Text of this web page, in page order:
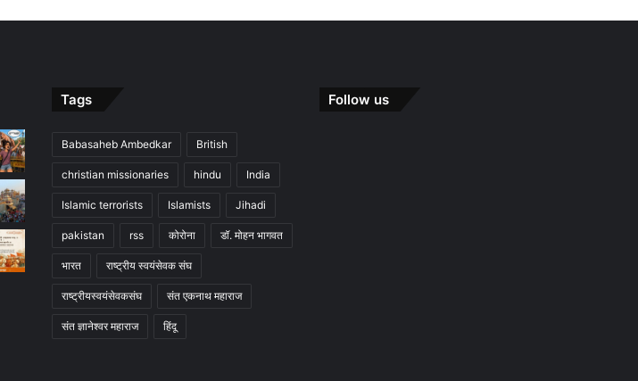
Tags
Babasaheb Ambedkar British
christian missionaries hindu India
Islamic terrorists Islamists Jihadi
pakistan rss कोरोना डॉ. मोहन भागवत
भारत राष्ट्रीय स्वयंसेवक संघ
राष्ट्रीयस्वयंसेवकसंघ संत एकनाथ महाराज
संत ज्ञानेश्वर महाराज हिंदू
Follow us